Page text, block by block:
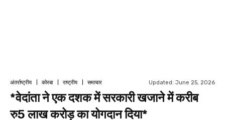
अंतर्राष्ट्रीय कोरबा राष्ट्रीय समाचार Updated: June 25, 2026
*वेदांता ने एक दशक में सरकारी खजाने में करीब
रु5 लाख करोड़ का योगदान दिया*